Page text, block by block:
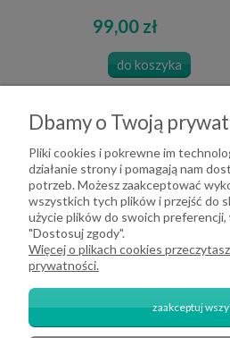
99,00 zł
do koszyka
Dbamy o Twoją
Pliki cookies i pokrewne im
działanie strony i pomagają nam
potrzeb. Możesz zaakceptować
wszystkich tych plików i przejść do
użycie plików do swoich preferencji,
"Dostosuj zgody".
Więcej o plikach cookies
prywatności.
zaakceptuj